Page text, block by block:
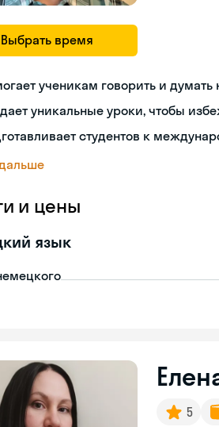
Выбрать время
ученикам говорить и
уникальные уроки, чтобы
студентов к
и цены
язык
5